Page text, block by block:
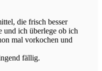
die frisch besser
und ich überlege ob ich
mal vorkochen und
fällig.